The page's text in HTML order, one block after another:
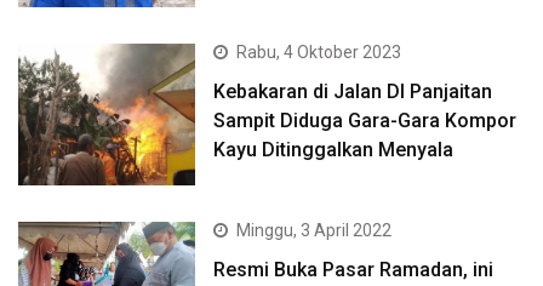
Rabu, 4 Oktober 2023
Kebakaran di Jalan DI Panjaitan
Sampit Diduga Gara-Gara Kompor
Kayu Ditinggalkan Menyala
Minggu, 3 April 2022
Resmi Buka Pasar Ramadan, ini